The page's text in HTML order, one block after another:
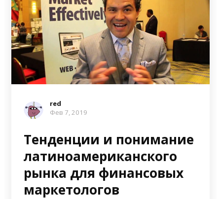
red
Фев 7, 2019
Тенденции и понимание
латиноамериканского
рынка для финансовых
маркетологов